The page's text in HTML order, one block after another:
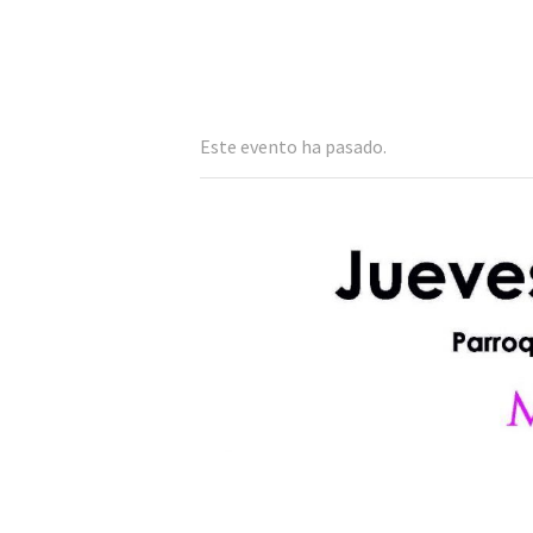
Este evento ha pasado.